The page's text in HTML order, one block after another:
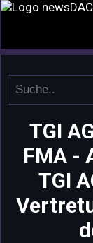
TGI
FMA -
TGI